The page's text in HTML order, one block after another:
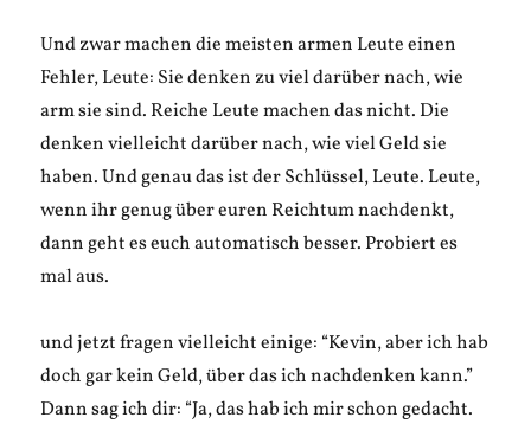
Und zwar machen die meisten armen Leute einen
Fehler, Leute: Sie denken zu viel darüber nach, wie
arm sie sind. Reiche Leute machen das nicht. Die
denken vielleicht darüber nach, wie viel Geld sie
haben. Und genau das ist der Schlüssel, Leute. Leute,
wenn ihr genug über euren Reichtum nachdenkt,
dann geht es euch automatisch besser. Probiert es
mal aus.
und jetzt fragen vielleicht einige: “Kevin, aber ich hab
doch gar kein Geld, über das ich nachdenken kann.”
Dann sag ich dir: “Ja, das hab ich mir schon gedacht.